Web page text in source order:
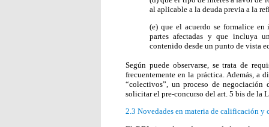
al aplicable a la deuda previa a la
(e) que el acuerdo se formalice
partes afectadas y que incluya
contenido desde un punto de vista
Según puede observarse, se trata de
frecuentemente en la práctica. Además, a
“colectivos”, un proceso de negociación
solicitar el pre-concurso del art. 5 bis de la
2.3 Novedades en materia de calificación y